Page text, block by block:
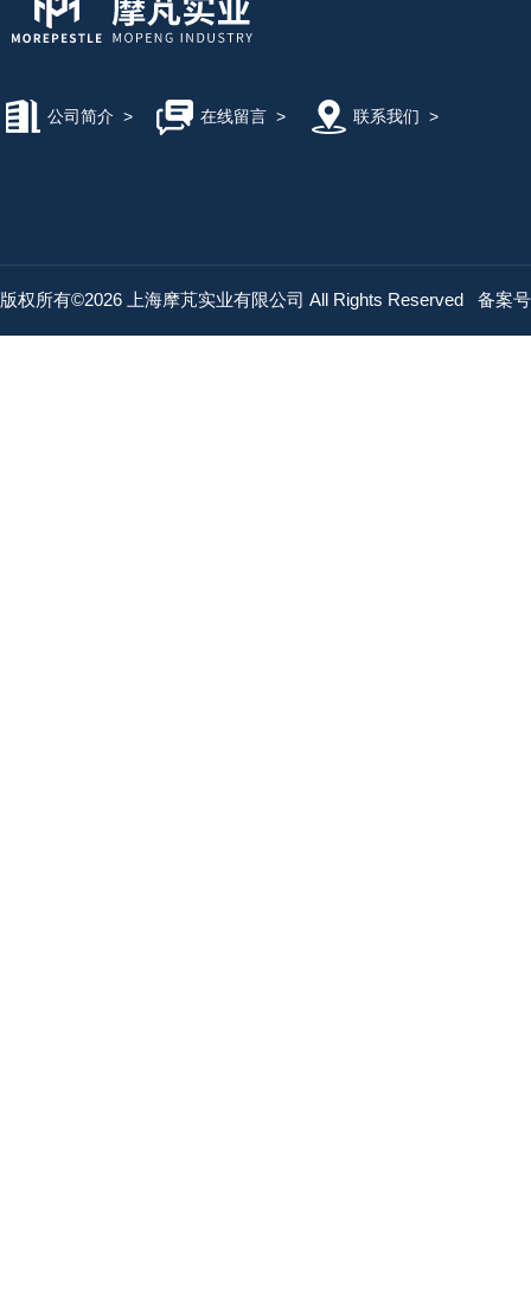
公司简介 > 在线留言> 联系我们 >
版权所有©2026 上海摩芃实业有限公司 All Rights Reserved 备案